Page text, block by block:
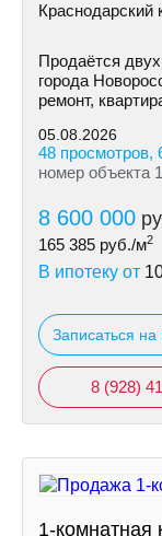
Краснодарский
Продаётся
города
ремонт,
05.08.2026
48 просмотров,
номер объекта
8 600 000
165 385 руб./м2
В ипотеку от
Записаться
8 (928)
1-комнатная